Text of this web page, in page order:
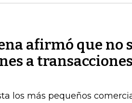
afirmó que no
a
los más pequeños